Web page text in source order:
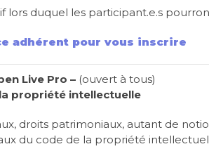
lors duquel les participant.e.s
adhérent pour vous inscrire
Live Pro – (ouvert à tous)
propriété intellectuelle
droits patrimoniaux, autant de
du code de la propriété